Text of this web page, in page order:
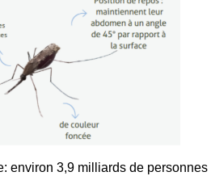
environ 3,9 milliards de personnes